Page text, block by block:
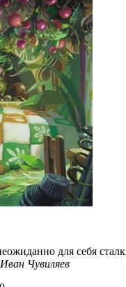
для себя
Иван Чувиляев